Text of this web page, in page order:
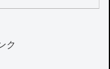
ク